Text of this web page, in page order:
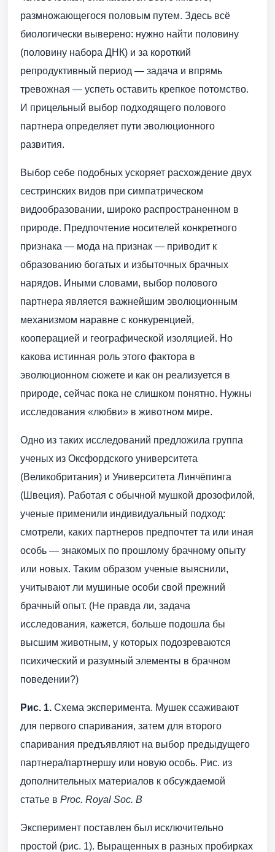
размножающегося половым путем. Здесь всё
биологически выверено: нужно найти половину
(половину набора ДНК) и за короткий
репродуктивный период — задача и впрямь
тревожная — успеть оставить крепкое потомство.
И прицельный выбор подходящего полового
партнера определяет пути эволюционного
развития.
Выбор себе подобных ускоряет расхождение двух
сестринских видов при симпатрическом
видообразовании, широко распространенном в
природе. Предпочтение носителей конкретного
признака — мода на признак — приводит к
образованию богатых и избыточных брачных
нарядов. Иными словами, выбор полового
партнера является важнейшим эволюционным
механизмом наравне с конкуренцией,
кооперацией и географической изоляцией. Но
какова истинная роль этого фактора в
эволюционном сюжете и как он реализуется в
природе, сейчас пока не слишком понятно. Нужны
исследования «любви» в животном мире.
Одно из таких исследований предложила группа
ученых из Оксфордского университета
(Великобритания) и Университета Линчёпинга
(Швеция). Работая с обычной мушкой дрозофилой,
ученые применили индивидуальный подход:
смотрели, каких партнеров предпочтет та или иная
особь — знакомых по прошлому брачному опыту
или новых. Таким образом ученые выяснили,
учитывают ли мушиные особи свой прежний
брачный опыт. (Не правда ли, задача
исследования, кажется, больше подошла бы
высшим животным, у которых подозреваются
психический и разумный элементы в брачном
поведении?)
Рис. 1. Схема эксперимента. Мушек ссаживают
для первого спаривания, затем для второго
спаривания предъявляют на выбор предыдущего
партнера/партнершу или новую особь. Рис. из
дополнительных материалов к обсуждаемой
статье в Proc. Royal Soc. B
Эксперимент поставлен был исключительно
простой (рис. 1). Выращенных в разных пробирках